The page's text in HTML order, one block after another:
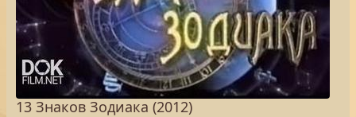
13 Знаков Зодиака (2012)